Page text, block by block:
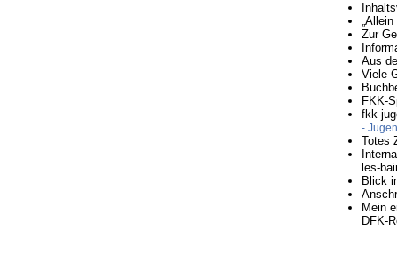
Zur
Aus
Viele
FKK-
fkk-
-
Totes
les-
Blick
Mein
DFK-